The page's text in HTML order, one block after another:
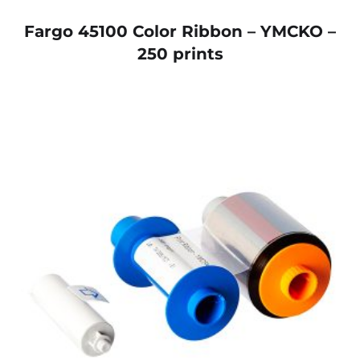
Fargo 45100 Color Ribbon – YMCKO –
250 prints